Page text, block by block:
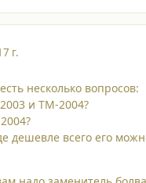
г.
несколько вопросов:
и ТМ-2004?
дешевле всего его